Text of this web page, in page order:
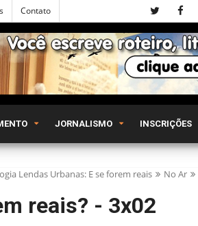
Contato
JORNALISMO INSCRIÇÕES
Lendas Urbanas: E se forem reais No Ar
reais? - 3x02